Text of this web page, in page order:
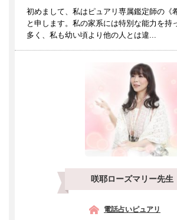
初めまして、私はピュアリ専属鑑定師の《
と申します。私の家系には特別な能力を持
多く、私も幼い頃より他の人とは違...
咲耶ローズマリー先生
電話占いピュアリ